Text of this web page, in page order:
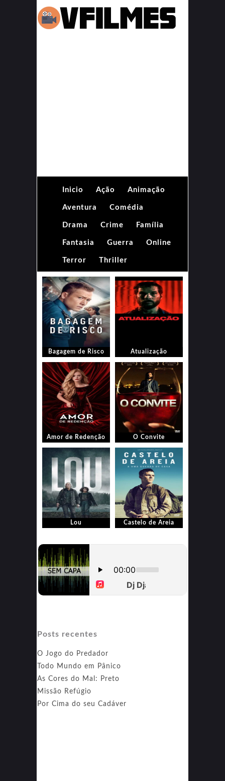
Inicio Ação Animação
Aventura Comédia
Drama Crime Família
Fantasia Guerra Online
Terror Thriller
Bagagem de Risco Atualização
Amor de Redenção O Convite
Lou Castelo de Areia
Posts recentes
O Jogo do Predador
Todo Mundo em Pânico
As Cores do Mal: Preto
Missão Refúgio
Por Cima do seu Cadáver